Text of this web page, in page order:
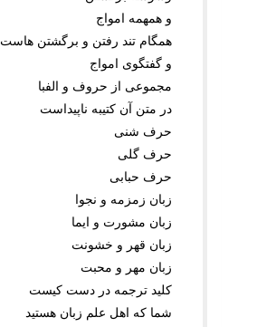
و همهمه امواج
همگام تند رفتن و برگشتن هاست
و گفتگوى امواج
مجموعى از حروف و الفبا
در متن آن کتیبه ناپیداست
حرف شنى
حرف گلى
حرف حبابى
زبان زمزمه و نجوا
زبان مشورت و ایما
زبان قهر و خشونت
زبان مهر و محبت
کلید ترجمه در دست کیست
شما که اهل علم زبان هستید